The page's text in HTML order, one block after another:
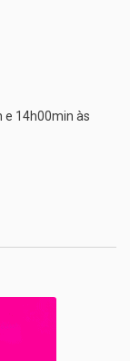
e 14h00min às